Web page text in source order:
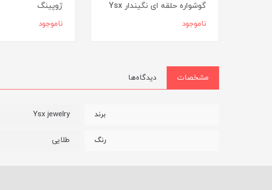
گوشواره حلقه ای نگیندار Ysx
ناموجود
ژوپینگ
ناموجود
مشخصات دیدگاه‌ها
برند Ysx jewelry
رنگ طلایی